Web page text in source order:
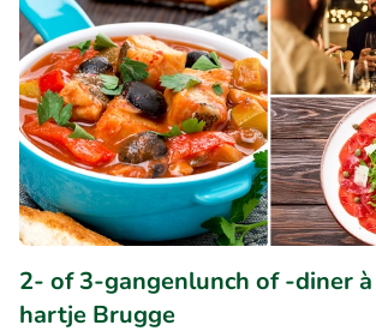
2- of 3-gangenlunch of -diner
hartje Brugge